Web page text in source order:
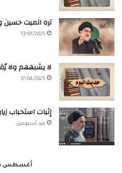
تره الميت
13/07/2025
لا يشبههم ولا
17/04/2025
إثبات استحباب
منذ أسبوعين
أغسطس 2026